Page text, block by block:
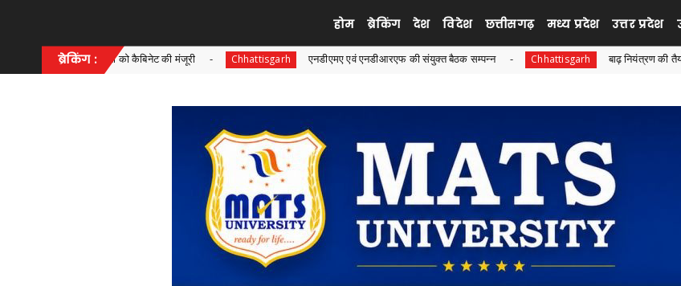
होम ब्रेकिंग देश विदेश छत्तीसगढ़ मध्य प्रदेश उत्तर प्रदेश
ब्रेकिंग :
को कैबिनेट की मंजूरी Chhattisgarh एनडीएमए एवं एनडीआरएफ की संयुक्त बैठक सम्पन्न Chhattisgarh बाढ़ नियंत्रण की तैयारियों को लेकर